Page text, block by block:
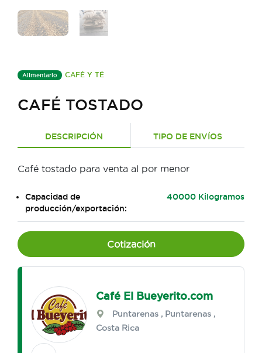
Alimentario CAFÉ Y TÉ
CAFÉ TOSTADO
DESCRIPCIÓN TIPO DE ENVÍOS
Café tostado para venta al por menor
Capacidad de
producción/exportación:
40000 Kilogramos
Cotización
Café El Bueyerito.com
Puntarenas , Puntarenas ,
Costa Rica